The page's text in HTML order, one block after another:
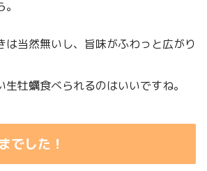
は当然無いし、旨味がふわっと広がり
牡蠣食べられるのはいいですね。
でした！